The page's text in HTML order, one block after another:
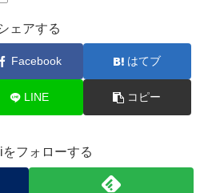
ェアする
Facebook はてブ
LINE コピー
をフォローする